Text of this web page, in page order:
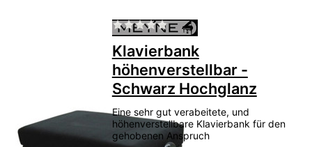
Zu diesem Produkt liegen
Klavierbank
höhenverstellbar -
Schwarz Hochglanz
Eine sehr gut verabeitete, und
höhenverstellbare Klavierbank für den
gehobenen Anspruch